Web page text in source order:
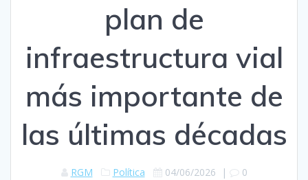
plan de
infraestructura vial
más importante de
las últimas décadas
RGM Política 04/06/2026 | 0